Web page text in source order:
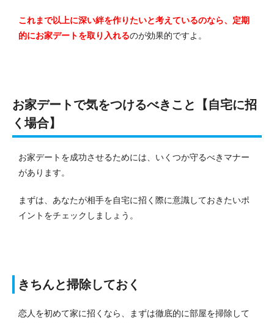
これまで以上に深い絆を作りたいと考えているのなら、定期
的にお家デートを取り入れるのが効果的ですよ。
お家デートで気をつけるべきこと【自宅に招
く場合】
お家デートを成功させるためには、いくつか守るべきマナー
があります。
まずは、あなたが相手を自宅に招く際に意識しておきたいポ
イントをチェックしましょう。
きちんと掃除しておく
恋人を初めて家に招くなら、まずは徹底的に部屋を掃除して